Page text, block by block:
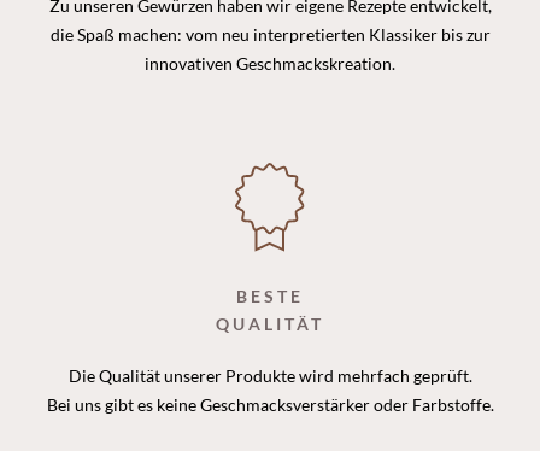
Zu unseren Gewürzen haben wir eigene Rezepte entwickelt,
die Spaß machen: vom neu interpretierten Klassiker bis zur
innovativen Geschmackskreation.
BESTE
QUALITÄT
Die Qualität unserer Produkte wird mehrfach geprüft.
Bei uns gibt es keine Geschmacksverstärker oder Farbstoffe.